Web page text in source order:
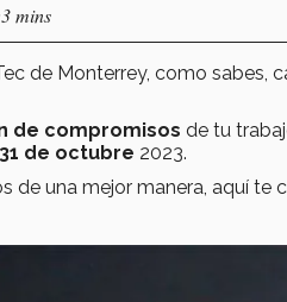
mins
de Monterrey, como sabes,
de compromisos de tu
de octubre 2023.
de una mejor manera, aquí te